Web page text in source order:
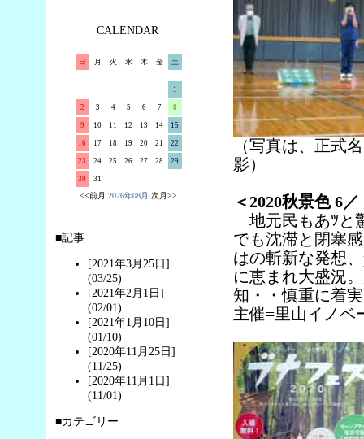
CALENDAR
日 月 火 水 木 金 土
1
2 3 4 5 6 7 8
9 10 11 12 13 14 15
16 17 18 19 20 21 22
23 24 25 26 27 28 29
30 31
<<前月 2026年08月 次月>>
■記事
[2021年3月25日]
(03/25)
[2021年2月1日]
(02/01)
[2021年1月10日]
(01/10)
[2020年11月25日]
(11/25)
[2020年11月1日]
(11/01)
■カテゴリー
（写真は、正式
影）
＜2020秋景色 6
地元民もあﾂと
でも沈滞と閉塞
はの斬新な発想
に恵まれ大盛況
知・・慎重に着
主催=里山イノベ